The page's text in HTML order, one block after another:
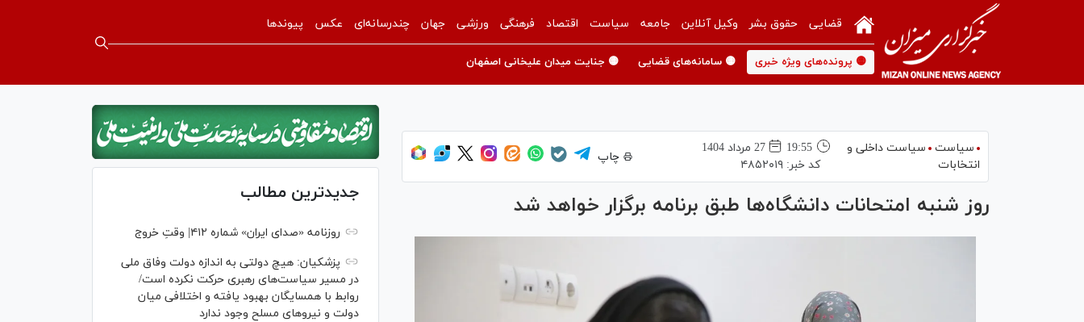
قضایی حقوق بشر وکیل آنلاین جامعه سیاست اقتصاد فرهنگی ورزشی جهان چندرسانه‌ای عکس پیوندها
🟡 پرونده‌های ویژه خبری 🟡 سامانه‌های قضایی 🟡 جنایت میدان علیخانی اصفهان
سیاست
سیاست داخلی و
انتخابات
19:55
27 مرداد 1404
کد خبر: ۴۸۵۲۰۱۹
چاپ
روز شنبه امتحانات دانشگاه‌ها طبق برنامه برگزار خواهد شد جدیدترین مطالب
روزنامه «صدای ایران» شماره ۴۱۲| وقتِ خروج
پزشکیان: هیچ دولتی به اندازه دولت وفاق ملی
در مسیر سیاست‌های رهبری حرکت نکرده است/
روابط با همسایگان بهبود یافته و اختلافی میان
دولت و نیروهای مسلح وجود ندارد